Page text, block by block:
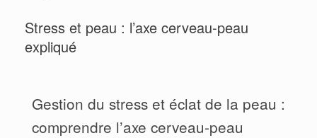
Stress et peau : l’axe cerveau-peau
expliqué
Gestion du stress et éclat de la peau :
comprendre l’axe cerveau-peau